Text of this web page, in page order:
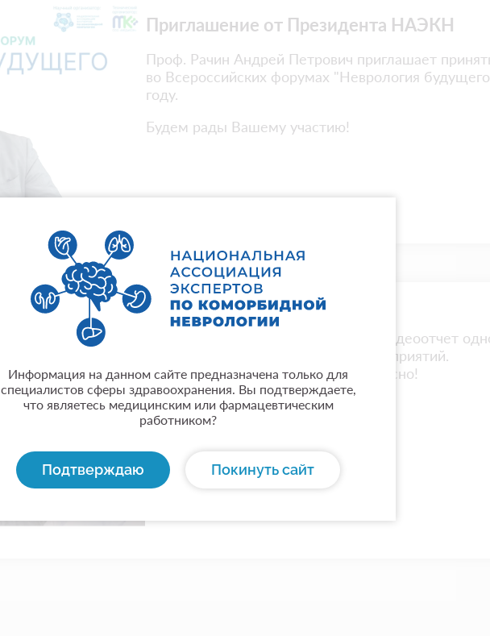
Приглашение от Президента НАЭКН
Проф. Рачин Андрей Петрович приглашает
во Всероссийских форумах "Неврология
году.
Будем рады Вашему участию!
Представляем Вашему вниманию видеоотчет
из наших похожих по формату мероприятий.
Обещаем: будет еще более интересно!
Информация на данном сайте предназначена только для
специалистов сферы здравоохранения. Вы подтверждаете,
что являетесь медицинским или фармацевтическим
работником?
Подтверждаю Покинуть сайт